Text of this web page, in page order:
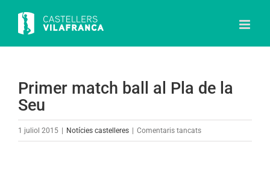
content
Primer match ball al Pla de la
Seu
1 juliol 2015 Notícies castelleres Comentaris tancatsa